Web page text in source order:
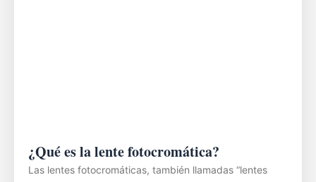
¿Qué es la lente fotocromática?
Las lentes fotocromáticas, también llamadas “lentes